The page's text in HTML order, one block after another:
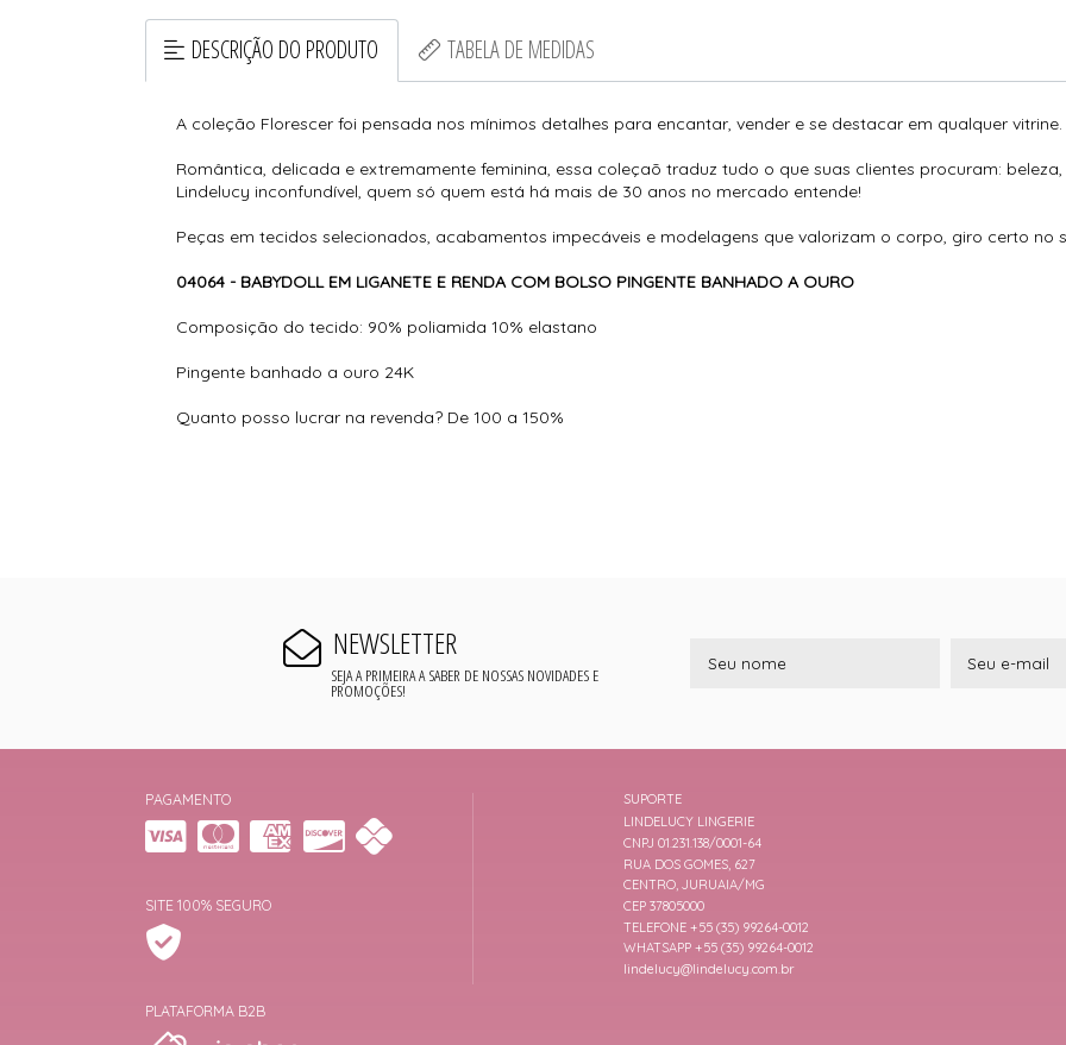
DESCRIÇÃO DO PRODUTO TABELA DE MEDIDAS
A coleção Florescer foi pensada nos mínimos detalhes para encantar, vender e se destacar em qualquer vitrine.
Romântica, delicada e extremamente feminina, essa coleçaõ traduz tudo o que suas clientes procuram:
Lindelucy inconfundível, quem só quem está há mais de 30 anos no mercado entende!
Peças em tecidos selecionados, acabamentos impecáveis e modelagens que valorizam o corpo, giro certo no
04064 - BABYDOLL EM LIGANETE E RENDA COM BOLSO PINGENTE BANHADO A OURO
Composição do tecido: 90% poliamida 10% elastano
Pingente banhado a ouro 24K
Quanto posso lucrar na revenda? De 100 a 150%
NEWSLETTER
SEJA A PRIMEIRA A SABER DE NOSSAS NOVIDADES E
PROMOÇÕES!
PAGAMENTO
SITE 100% SEGURO
PLATAFORMA B2B
SUPORTE
LINDELUCY LINGERIE
CNPJ 01.231.138/0001-64
RUA DOS GOMES, 627
CENTRO, JURUAIA/MG
CEP 37805000
TELEFONE +55 (35) 99264-0012
WHATSAPP +55 (35) 99264-0012
lindelucy@lindelucy.com.br